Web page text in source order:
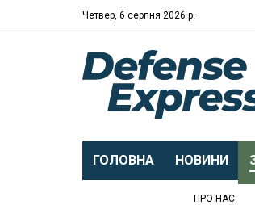
Четвер, 6 серпня 2026 р.
ГОЛОВНА НОВИНИ
ПРО НАС